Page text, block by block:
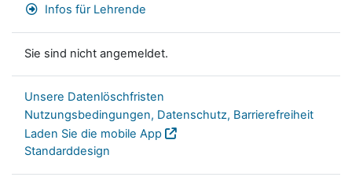
Infos für Lehrende
Sie sind nicht angemeldet.
Unsere Datenlöschfristen
Nutzungsbedingungen, Datenschutz, Barrierefreiheit
Laden Sie die mobile App
Standarddesign